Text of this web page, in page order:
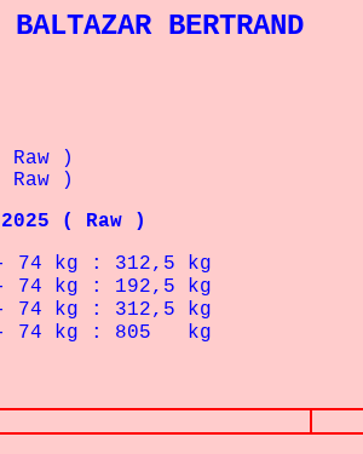
BALTAZAR BERTRAND
Raw )
Raw )
( Raw )
: 312,5 kg
kg : 192,5 kg
: 312,5 kg
kg : 805 kg